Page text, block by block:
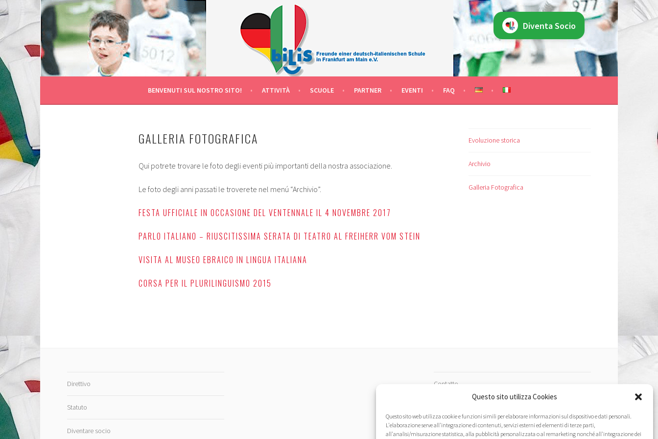
Questo sito utilizza Cookies
Questo sito web utilizza cookie e funzioni simili per elaborare informazioni sul dispositivo e dati personali.
L'elaborazione serve all'integrazione di contenuti, servizi esterni ed elementi di terze parti,
all'analisi/misurazione statistica, alla pubblicità personalizzata o al remarketing nonché all'integrazione dei
Vai
al
contenuto
BILIS FRANKFURT AM MAIN DEUTSCH-ITALIENISCHE KLASSEN
FÖRDERVEREIN DER DEUTSCH-ITALIENISCHEN SCHULKLASSEN IN FRANKFURT AM MAIN DEUTSCHLAND
BENVENUTI SUL NOSTRO SITO! ATTIVITÀ SCUOLE PARTNER EVENTI FAQ
GALLERIA FOTOGRAFICA
Qui potrete trovare le foto degli eventi più importanti della nostra associazione.
Le foto degli anni passati le troverete nel menú “Archivio”.
FESTA UFFICIALE IN OCCASIONE DEL VENTENNALE IL 4 NOVEMBRE 2017
PARLO ITALIANO – RIUSCITISSIMA SERATA DI TEATRO AL FREIHERR VOM STEIN
VISITA AL MUSEO EBRAICO IN LINGUA ITALIANA
CORSA PER IL PLURILINGUISMO 2015
Evoluzione storica
Archivio
Galleria Fotografica
Direttivo
Statuto
Diventare socio
Contatto
Informativa sulla privacy
Diventa Socio